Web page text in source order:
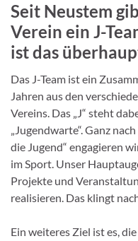
Seit Neustem
Verein ein J-
ist das
Das J-Team ist ein
Jahren aus den
Vereins. Das „J“ steht
„Jugendwarte“. Ganz
die Jugend“ engagieren
im Sport. Unser
Projekte und
realisieren. Das klingt
Ein weiteres Ziel ist es,